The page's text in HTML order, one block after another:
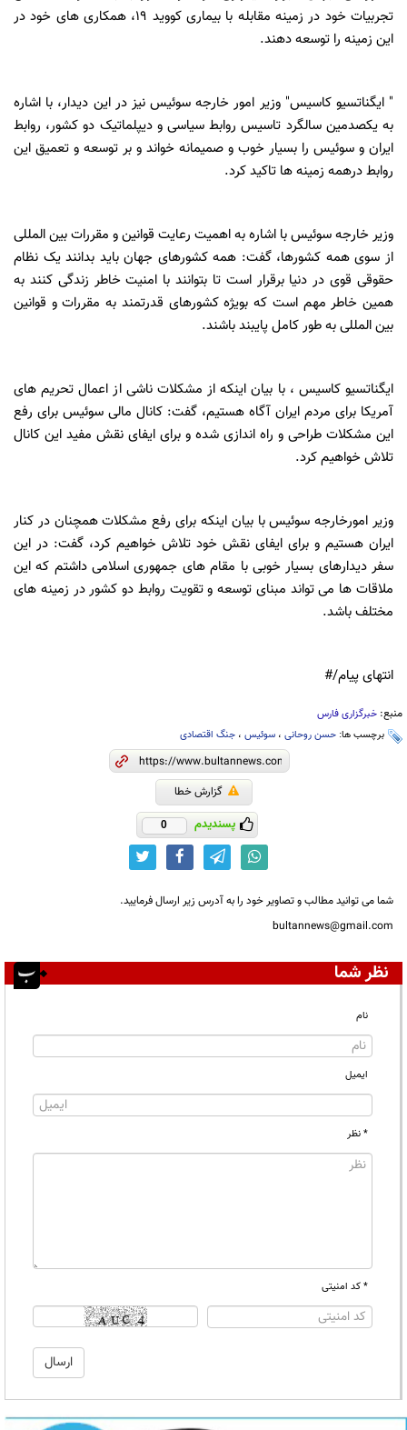
تجربیات خود در زمینه مقابله با بیماری کووید 19، همکاری های خود در
این زمینه را توسعه دهند.
" ایگناتسیو کاسیس" وزیر امور خارجه سوئیس نیز در این دیدار، با اشاره
به یکصدمین سالگرد تاسیس روابط سیاسی و دیپلماتیک دو کشور، روابط
ایران و سوئیس را بسیار خوب و صمیمانه خواند و بر توسعه و تعمیق این
روابط درهمه زمینه ها تاکید کرد.
وزیر خارجه سوئیس با اشاره به اهمیت رعایت قوانین و مقررات بین المللی
از سوی همه کشورها، گفت: همه کشورهای جهان باید بدانند یک نظام
حقوقی قوی در دنیا برقرار است تا بتوانند با امنیت خاطر زندگی کنند به
همین خاطر مهم است که بویژه کشورهای قدرتمند به مقررات و قوانین
بین المللی به طور کامل پایبند باشند.
ایگناتسیو کاسیس ، با بیان اینکه از مشکلات ناشی از اعمال تحریم های
آمریکا برای مردم ایران آگاه هستیم، گفت: کانال مالی سوئیس برای رفع
این مشکلات طراحی و راه اندازی شده و برای ایفای نقش مفید این کانال
تلاش خواهیم کرد.
وزیر امورخارجه سوئیس با بیان اینکه برای رفع مشکلات همچنان در کنار
ایران هستیم و برای ایفای نقش خود تلاش خواهیم کرد، گفت: در این
سفر دیدارهای بسیار خوبی با مقام های جمهوری اسلامی داشتم که این
ملاقات ها می تواند مبنای توسعه و تقویت روابط دو کشور در زمینه های
مختلف باشد.
انتهای پیام/#
منبع: خبرگزاری فارس
برچسب ها: حسن روحانی ، سوئیس ، جنگ اقتصادی
گزارش خطا
پسندیدم 0
شما می توانید مطالب و تصاویر خود را به آدرس زیر ارسال فرمایید.
bultannews@gmail.com
نظر شما
نام
ایمیل
* نظر
* کد امنیتی